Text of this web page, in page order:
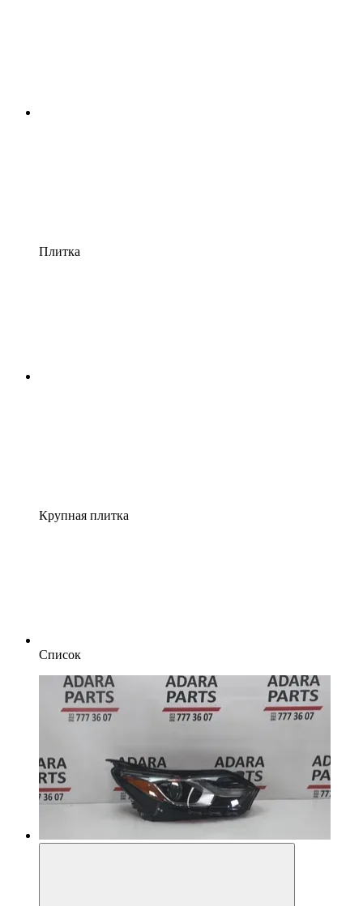
Плитка
Крупная плитка
Список